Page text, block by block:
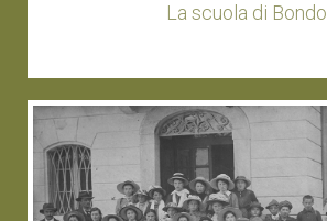
La scuola di Bondo